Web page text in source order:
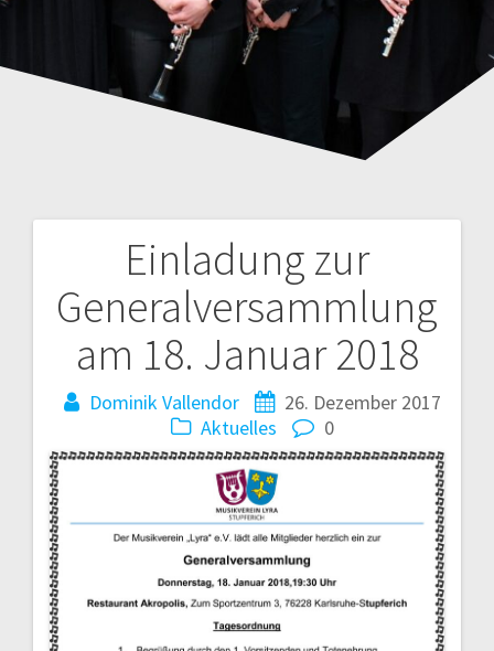
Einladung zur
Generalversammlung
am 18. Januar 2018
Dominik Vallendor
26. Dezember 2017
Aktuelles
0
Beitragsnavigation